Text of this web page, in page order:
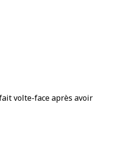
volte-face après avoir